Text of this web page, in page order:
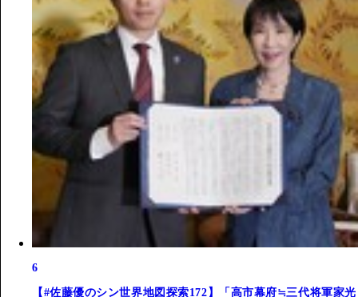
6
【#佐藤優のシン世界地図探索172】「高市幕府≒三代将軍家光